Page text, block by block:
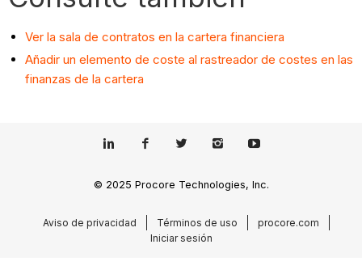
Ver la sala de contratos en la cartera financiera
Añadir un elemento de coste al rastreador de costes en las
finanzas de la cartera
© 2025 Procore Technologies, Inc.
Aviso de privacidad Términos de uso
procore.com
Iniciar sesión